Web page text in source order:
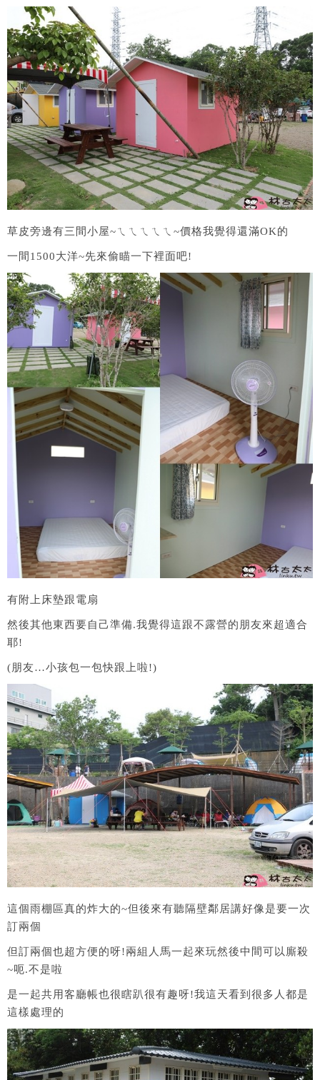
草皮旁邊有三間小屋~ㄟㄟㄟㄟㄟ~價格我覺得還滿OK的
一間1500大洋~先來偷瞄一下裡面吧!
有附上床墊跟電扇
然後其他東西要自己準備.我覺得這跟不露營的朋友來超適合
耶!
(朋友…小孩包一包快跟上啦!)
這個雨棚區真的炸大的~但後來有聽隔壁鄰居講好像是要一次
訂兩個
但訂兩個也超方便的呀!兩組人馬一起來玩然後中間可以廝殺
~呃.不是啦
是一起共用客廳帳也很瞎趴很有趣呀!我這天看到很多人都是
這樣處理的